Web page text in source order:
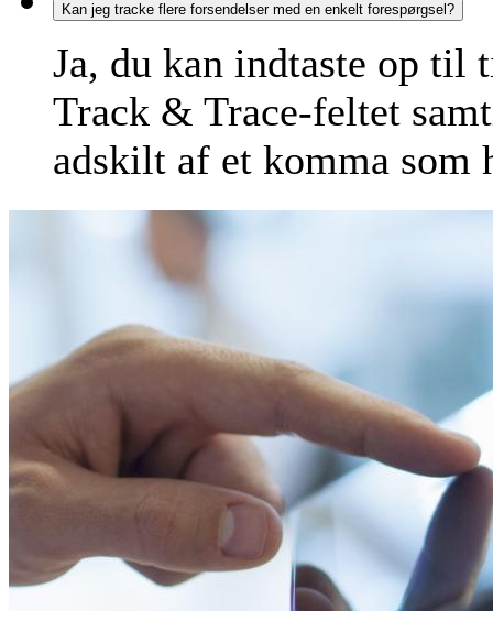
Kan jeg tracke flere forsendelser med en enkelt forespørgsel?
Ja, du kan indtaste op
Track & Trace-feltet
adskilt af et komma som